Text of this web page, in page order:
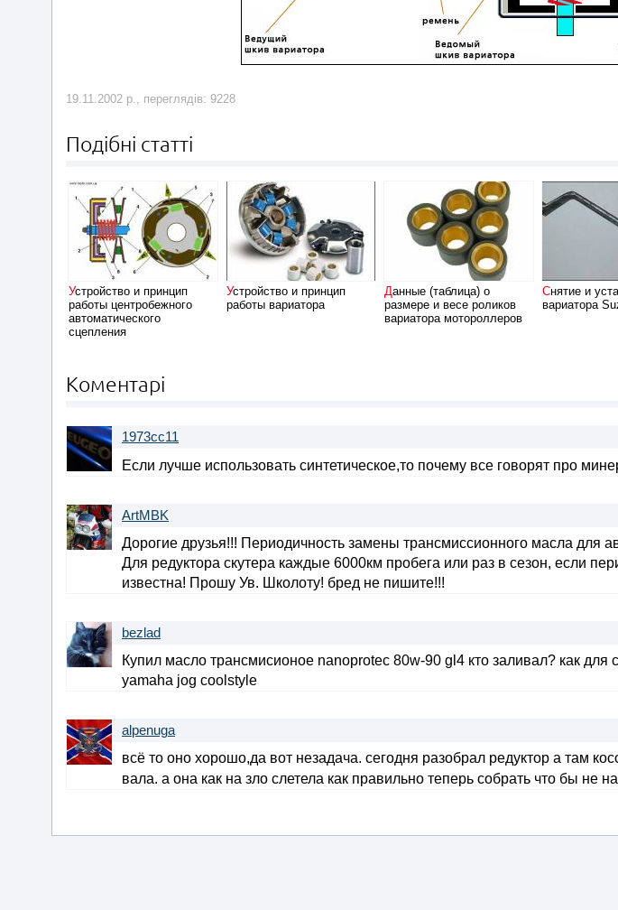
19.11.2002 р., переглядів: 9228
Подібні статті
Устройство и принцип
работы центробежного
автоматического
сцепления
Устройство и принцип
работы вариатора
Данные (таблица) о
размере и весе роликов
вариатора мотороллеров
Снятие и установка
вариатора
Коментарі
1973cc11
Если лучше использовать синтетическое,то почему все говорят про
ArtMBK
Дорогие друзья!!! Периодичность замены трансмиссионного масла для
Для редуктора скутера каждые 6000км пробега или раз в сезон, если
известна! Прошу Ув. Школоту! бред не пишите!!!
bezlad
Купил масло трансмисионое nanoprotec 80w-90 gl4 кто заливал? как для
yamaha jog coolstyle
alpenuga
всё то оно хорошо,да вот незадача. сегодня разобрал редуктор а там
вала. а она как на зло слетела как правильно теперь собрать что бы не